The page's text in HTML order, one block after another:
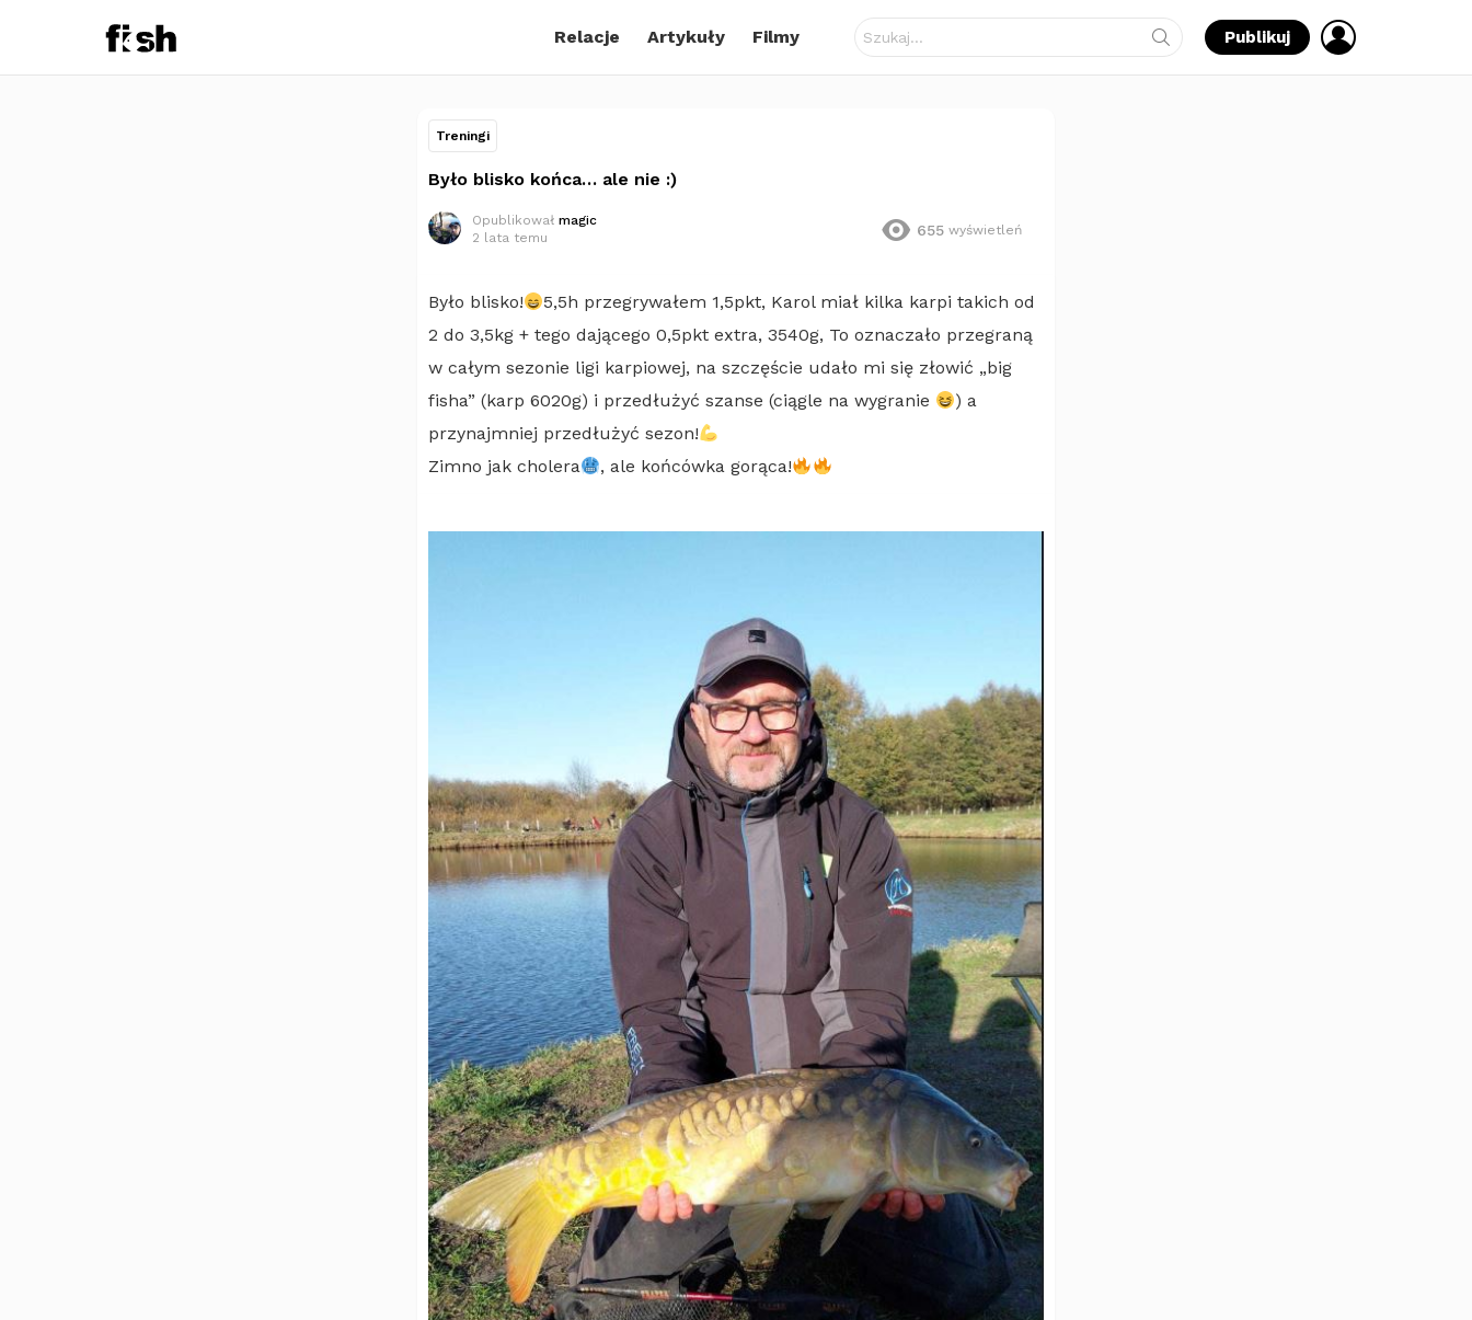
Relacje Artykuły Filmy Publikuj
Treningi
Było blisko końca… ale nie :)
Opublikował magic
2 lata temu
655 wyświetleń
Było blisko!
5,5h przegrywałem 1,5pkt, Karol miał kilka karpi takich od
2 do 3,5kg + tego dającego 0,5pkt extra, 3540g, To oznaczało przegraną
w całym sezonie ligi karpiowej, na szczęście udało mi się złowić „big
fisha” (karp 6020g) i przedłużyć szanse (ciągle na wygranie
) a
przynajmniej przedłużyć sezon!
Zimno jak cholera
, ale końcówka gorąca!